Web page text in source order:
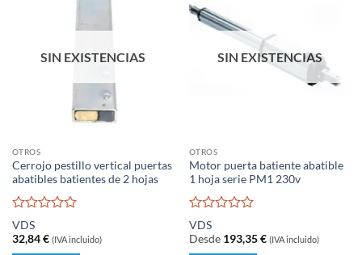
SIN EXISTENCIAS
OTROS
Cerrojo pestillo vertical puertas
abatibles batientes de 2 hojas
Valorado
con
0
VDS
32,84€ (IVA incluido)
SIN EXISTENCIAS
OTROS
Motor puerta batiente abatible
1 hoja serie PM1 230v
Valorado
con
0
VDS
Desde 193,35€ (IVA incluido)